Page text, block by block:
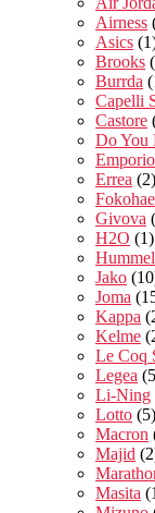
Airness
Asics
Brooks
Burrda
Capelli
Castore
Do You
Errea (2)
Givova
H2O (1)
Hummel
Jako
Joma
Kappa
Kelme
Le Coq
Legea
Li-Ning
Lotto (5)
Macron
Majid
Masita